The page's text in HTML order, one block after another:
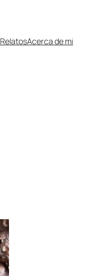
RelatosAcerca de mi